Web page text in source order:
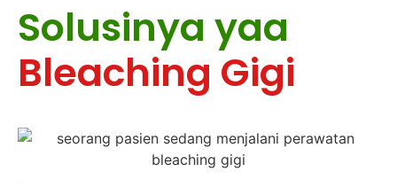
Solusinya yaa
Bleaching Gigi